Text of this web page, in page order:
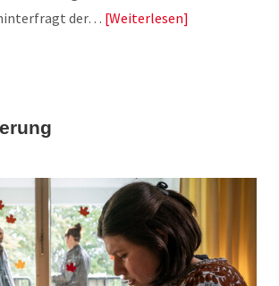
der… Weiterlesen